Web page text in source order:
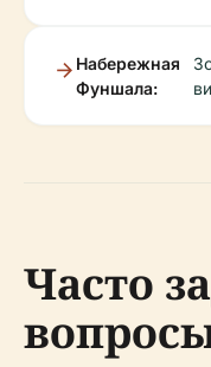
Набережная
Фуншала:
Часто